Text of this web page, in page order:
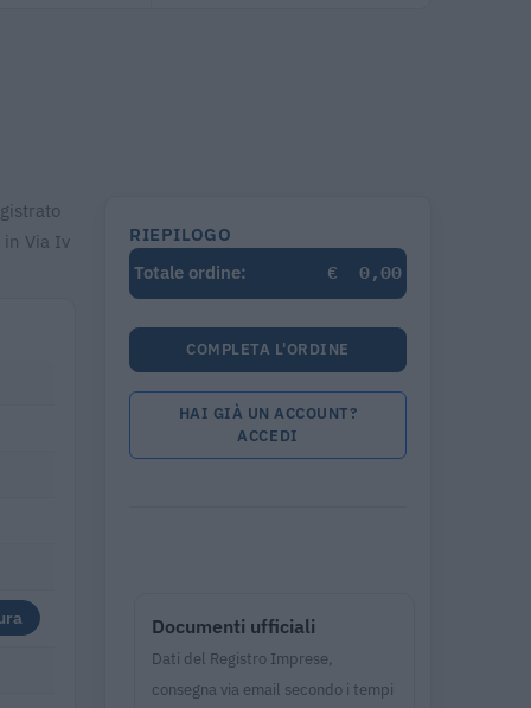
in Via Iv
RIEPILOGO
Totale ordine:
€ 0,00
COMPLETA L'ORDINE
HAI GIÀ UN ACCOUNT?
ACCEDI
Documenti ufficiali
Dati del Registro Imprese,
consegna via email secondo i tempi